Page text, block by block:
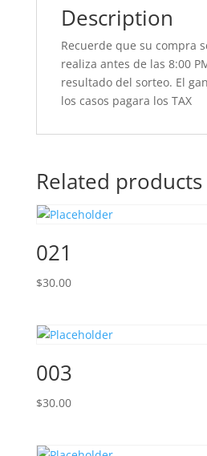
Description
Recuerde que su compra
realiza antes de las 8:00
resultado del sorteo. El
los casos pagara los TAX
Related products
021
$30.00
003
$30.00